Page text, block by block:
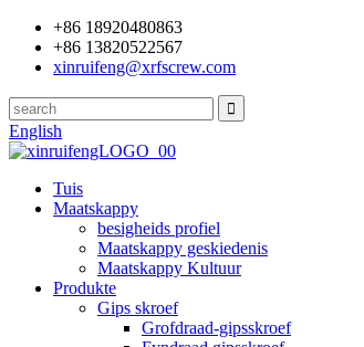
+86 18920480863
+86 13820522567
xinruifeng@xrfscrew.com
English
Tuis
Maatskappy
besigheids profiel
Maatskappy geskiedenis
Maatskappy Kultuur
Produkte
Gips skroef
Grofdraad-gipsskroef